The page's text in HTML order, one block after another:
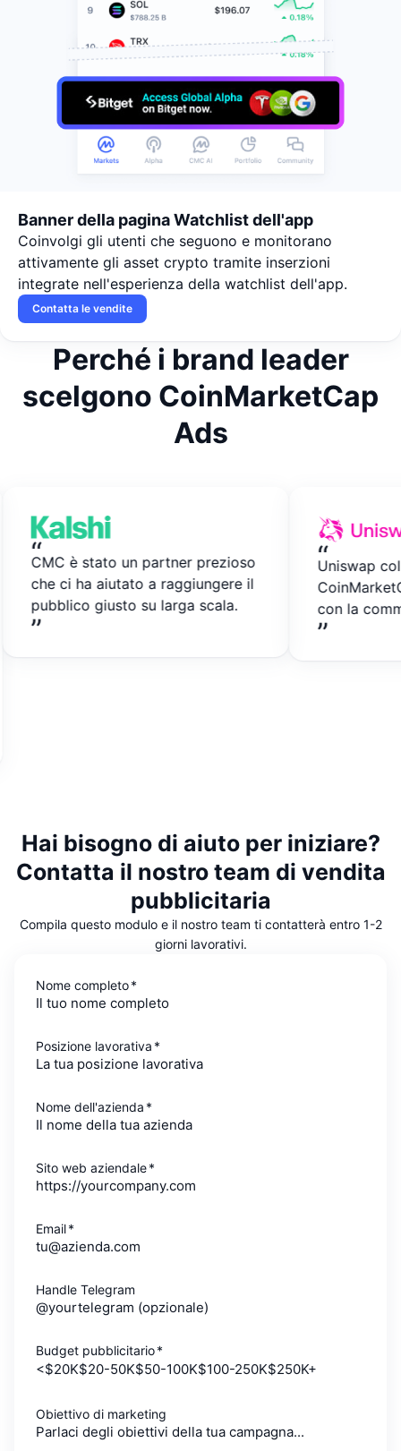
Banner della pagina Watchlist dell'app
Coinvolgi gli utenti che seguono e monitorano
attivamente gli asset crypto tramite inserzioni
integrate nell'esperienza della watchlist dell'app.
Contatta le vendite
Perché i brand leader
scelgono CoinMarketCap
Ads
è stato un partner prezioso
ci ha aiutato a raggiungere il
giusto su larga scala.
Uniswap
con la
Hai bisogno di aiuto per iniziare?
Contatta il nostro team di vendita
pubblicitaria
Compila questo modulo e il nostro team ti contatterà entro 1-2
giorni lavorativi.
Nome completo*
Posizione lavorativa *
Nome dell'azienda *
Sito web aziendale*
Email*
Handle Telegram
Budget pubblicitario*
<$20K$20-50K$50-100K$100-250K$250K+
Obiettivo di marketing